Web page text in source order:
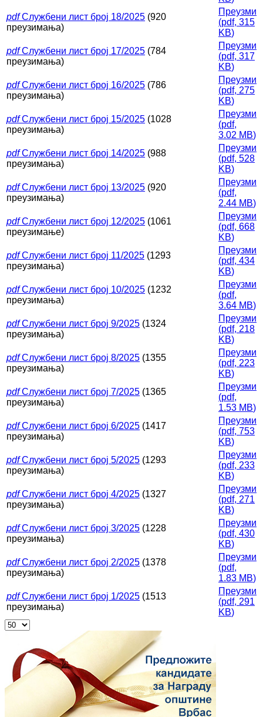
pdf Службени лист број 18/2025 (920
преузимања)
Преузми
(pdf, 315
KB)
pdf Службени лист број 17/2025 (784
преузимања)
Преузми
(pdf, 317
KB)
pdf Службени лист број 16/2025 (786
преузимања)
Преузми
(pdf, 275
KB)
pdf Службени лист број 15/2025 (1028
преузимања)
Преузми
(pdf,
3.02 MB)
pdf Службени лист број 14/2025 (988
преузимања)
Преузми
(pdf, 528
KB)
pdf Службени лист број 13/2025 (920
преузимања)
Преузми
(pdf,
2.44 MB)
pdf Службени лист број 12/2025 (1061
преузимање)
Преузми
(pdf, 668
KB)
pdf Службени лист број 11/2025 (1293
преузимања)
Преузми
(pdf, 434
KB)
pdf Службени лист број 10/2025 (1232
преузимања)
Преузми
(pdf,
3.64 MB)
pdf Службени лист број 9/2025 (1324
преузимања)
Преузми
(pdf, 218
KB)
pdf Службени лист број 8/2025 (1355
преузимања)
Преузми
(pdf, 223
KB)
pdf Службени лист број 7/2025 (1365
преузимања)
Преузми
(pdf,
1.53 MB)
pdf Службени лист број 6/2025 (1417
преузимања)
Преузми
(pdf, 753
KB)
pdf Службени лист број 5/2025 (1293
преузимања)
Преузми
(pdf, 233
KB)
pdf Службени лист број 4/2025 (1327
преузимања)
Преузми
(pdf, 271
KB)
pdf Службени лист број 3/2025 (1228
преузимања)
Преузми
(pdf, 430
KB)
pdf Службени лист број 2/2025 (1378
преузимања)
Преузми
(pdf,
1.83 MB)
pdf Службени лист број 1/2025 (1513
преузимања)
Преузми
(pdf, 291
KB)